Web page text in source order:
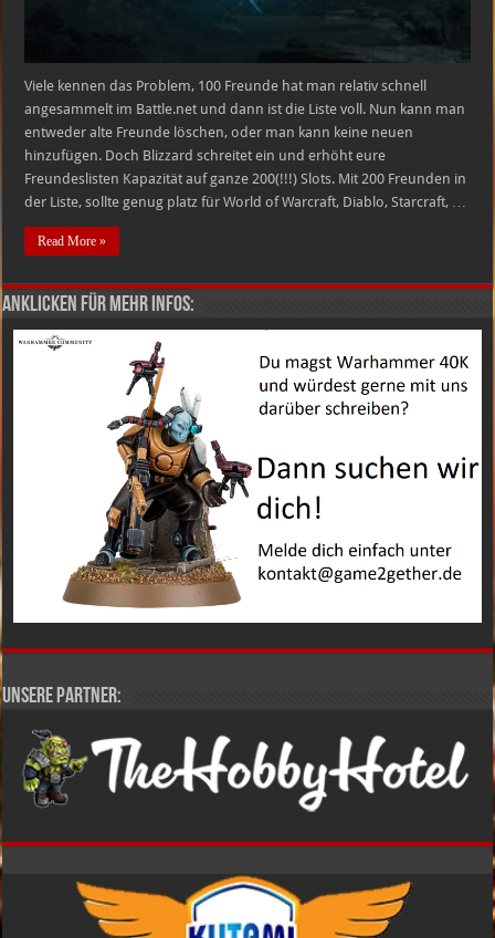
Viele kennen das Problem, 100 Freunde hat man relativ schnell
angesammelt im Battle.net und dann ist die Liste voll. Nun kann man
entweder alte Freunde löschen, oder man kann keine neuen
hinzufügen. Doch Blizzard schreitet ein und erhöht eure
Freundeslisten Kapazität auf ganze 200(!!!) Slots. Mit 200 Freunden in
der Liste, sollte genug platz für World of Warcraft, Diablo, Starcraft, …
Read More »
Anklicken für mehr Infos:
Unsere Partner: